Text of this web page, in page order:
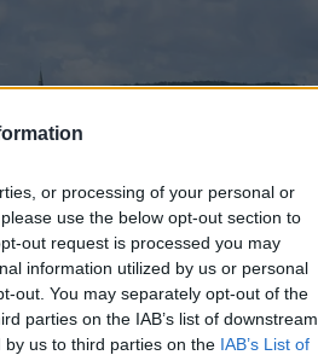
or processing of your personal or
use the below opt-out section to
out request is processed you may
information utilized by us or personal
out. You may separately opt-out of the
parties on the IAB’s list of downstream
us to third parties on the IAB’s List of